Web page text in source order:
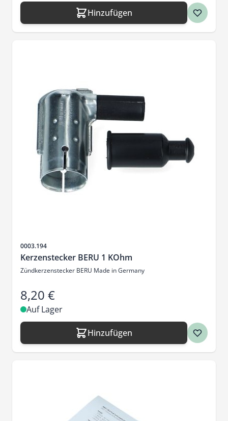
Hinzufügen
Artikelnr.
0003.194
Kerzenstecker BERU 1 KOhm
Zündkerzenstecker BERU Made in Germany
8,20 €
Auf Lager
Hinzufügen